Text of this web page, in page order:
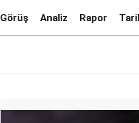
Görüş Analiz Rapor